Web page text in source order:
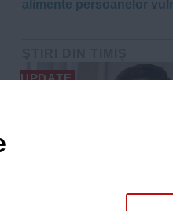
alimente persoanelor
UPDATE